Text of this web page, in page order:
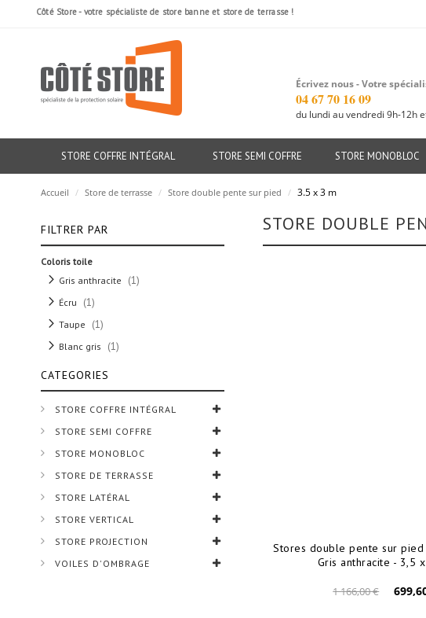
Côté Store - votre spécialiste de store banne et store de terrasse !
Écrivez nous - Votre
04 67 70 16 09
du lundi au vendredi 9h-12h
STORE COFFRE INTÉGRAL STORE SEMI COFFRE STORE MONOBLOC
Accueil / Store de terrasse / Store double pente sur pied / 3.5 x 3 m
STORE DOUBLE
Stores double pente sur
Gris anthracite - 3,5
1 166,00 €
FILTRER PAR
Coloris toile
Gris anthracite
1article
Écru 1article
Taupe 1article
Blanc gris 1article
CATEGORIES
STORE COFFRE INTÉGRAL
STORE SEMI COFFRE
STORE MONOBLOC
STORE DE TERRASSE
STORE LATÉRAL
STORE VERTICAL
STORE PROJECTION
VOILES D'OMBRAGE